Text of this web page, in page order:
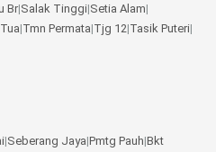
Br|Salak Tinggi|Setia Alam|
|Tmn Permata|Tjg 12|Tasik Puteri|
|Seberang Jaya|Pmtg Pauh|Bkt